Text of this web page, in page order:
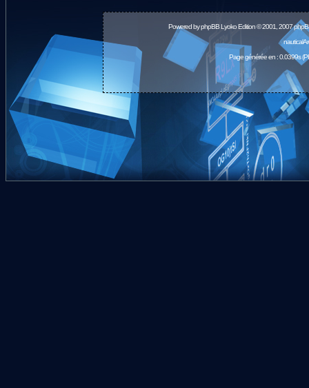
Powered byphpBBLyoko Edition © 2001, 2007
Page générée en : 0.0399s